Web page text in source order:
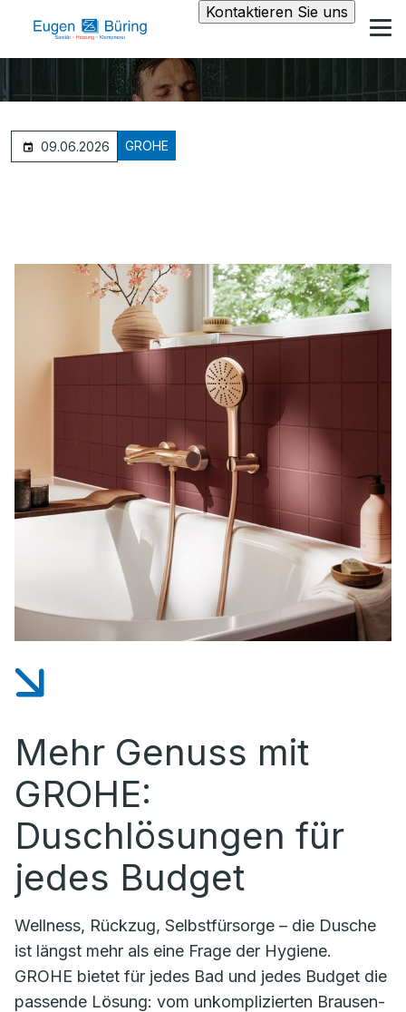
Kontaktieren Sie uns
09.06.2026 GROHE
Mehr Genuss mit
GROHE:
Duschlösungen für
jedes Budget
Wellness, Rückzug, Selbstfürsorge – die Dusche
ist längst mehr als eine Frage der Hygiene.
GROHE bietet für jedes Bad und jedes Budget die
passende Lösung: vom unkomplizierten Brausen-